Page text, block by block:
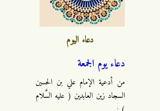
دعاء اليوم
دعاء يوم الجمعة
من أدعية الإمام علي بن الحسين
السجاد زين العابدين ( عليه السَّلام